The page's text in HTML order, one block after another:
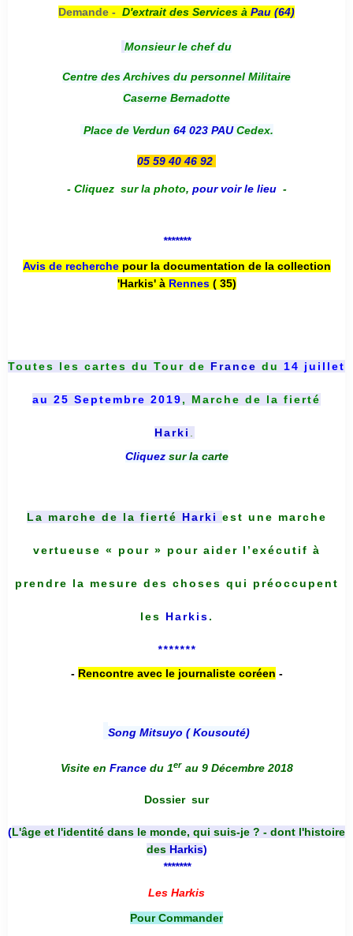
Demande - D'extrait des Services à Pau (64)
Monsieur le chef du
Centre des Archives du personnel Militaire
Caserne Bernadotte
Place de Verdun 64 023 PAUCedex.
05 59 40 46 92
- Cliquez sur la photo, pour voir le lieu -
*******
Avis de recherche pour la documentation de la collection
'Harkis' à Rennes( 35)
Toutes les cartes du Tour de France du 14 juillet
au 25 Septembre 2019, Marche de la fierté
Harki
Cliquez sur la carte
La marche de la fierté Harki est une marche
vertueuse « pour » pour aider l’exécutif à
prendre la mesure des choses qui préoccupent
les Harkis.
*******
- Rencontre avec le journaliste coréen -
Song Mitsuyo ( Kousouté)
Visite en France du 1er au 9 Décembre 2018
Dossier sur
(L'âge et l'identité dans le monde, qui suis-je ? - dont l'histoire
des Harkis)
*******
Les Harkis
Pour Commander